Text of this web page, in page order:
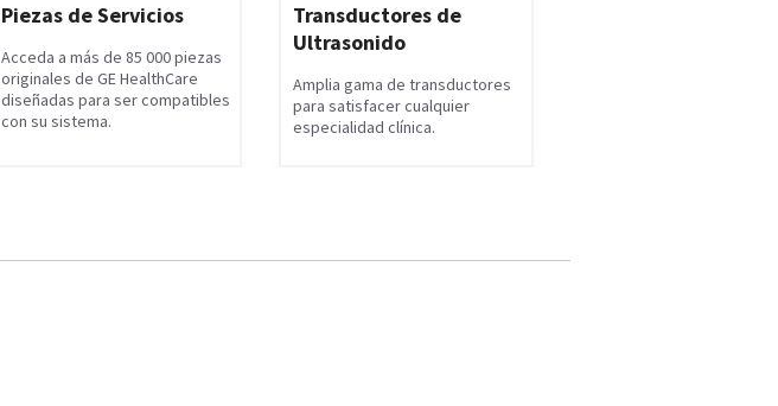
Piezas de Servicios
Acceda a más de 85 000 piezas
originales de GE HealthCare
diseñadas para ser compatibles
con su sistema.
Transductores de
Ultrasonido
Amplia gama de transductores
para satisfacer cualquier
especialidad clínica.